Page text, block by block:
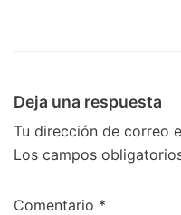
Deja una respuesta
Tu dirección de correo
Los campos
Comentario *